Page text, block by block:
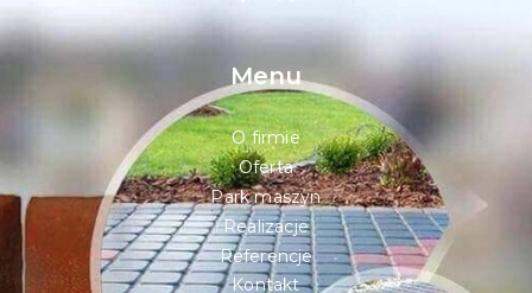
Menu
O firmie
Oferta
Park maszyn
Realizacje
Referencje
Kontakt